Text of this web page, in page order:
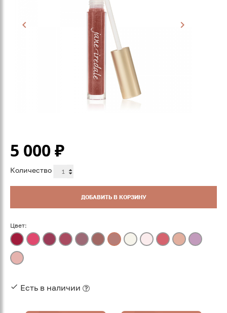
5 000₽
Количество
ДОБАВИТЬ В КОРЗИНУ
Цвет:
Есть в наличии